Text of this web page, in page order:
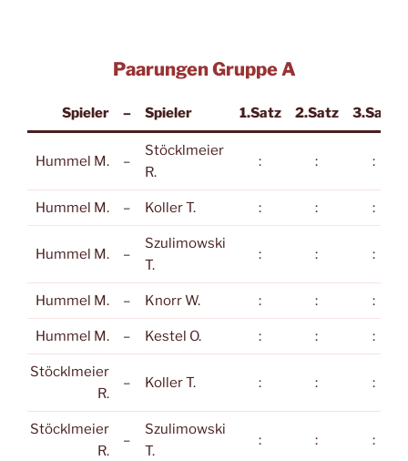
Paarungen Gruppe A
Spieler – Spieler 1.Satz 2.Satz 3.Satz
Hummel M. –
Stöcklmeier
R.
: : :
Hummel M. – Koller T. : : :
Hummel M. –
Szulimowski
T.
: : :
Hummel M. – Knorr W. : : :
Hummel M. – Kestel O. : : :
Stöcklmeier
R.
– Koller T. : : :
Stöcklmeier
R.
–
Szulimowski
T.
: : :